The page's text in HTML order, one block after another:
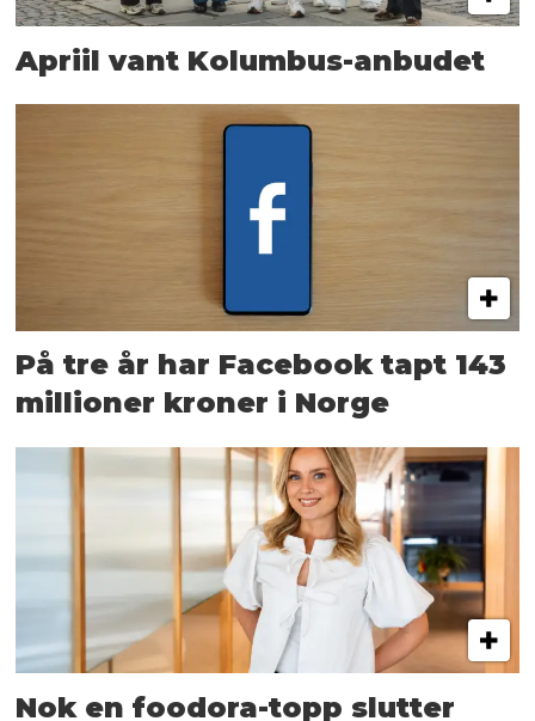
Apriil vant Kolumbus-anbudet
På tre år har Facebook tapt 143
millioner kroner i Norge
Nok en foodora-topp slutter